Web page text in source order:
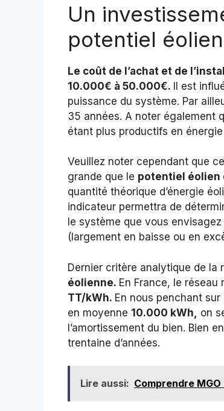
Un
potentiel
Le coût de l’achat et de
10.000€ à 50.000€. Il est
puissance du système. Par
35 années. A noter également
étant plus productifs en
Veuillez noter cependant que
grande que le potentiel éolien
quantité théorique d’énergie
indicateur permettra de
le système que vous
(largement en baisse ou en
Dernier critère analytique de la
éolienne. En France, le réseau
TT/kWh. En nous penchant sur
en moyenne 10.000 kWh,
on
l’amortissement du bien. Bien
trentaine d’années.
Lire aussi: Comprendre